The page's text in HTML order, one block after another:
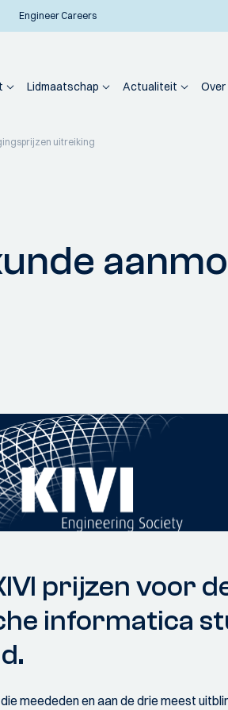
Engineer Careers
Lidmaatschap Actualiteit Over
uitreiking
prijzen voor
informatica
meededen en aan de drie meest